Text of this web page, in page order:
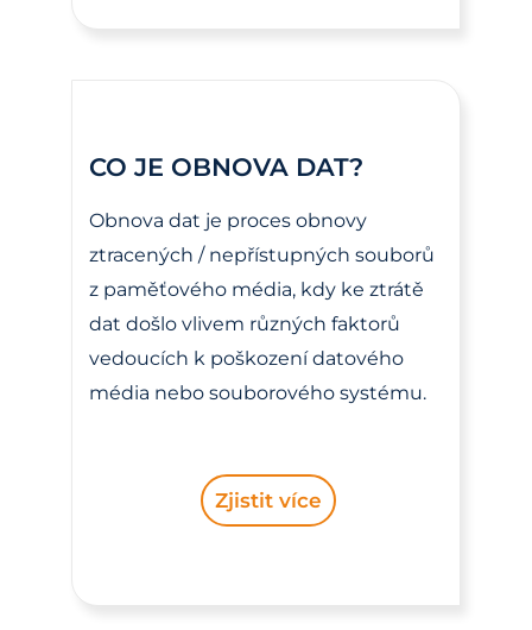
CO JE OBNOVA DAT?
Obnova dat je proces obnovy
ztracených / nepřístupných souborů
z paměťového média, kdy ke ztrátě
dat došlo vlivem různých faktorů
vedoucích k poškození datového
média nebo souborového systému.
Zjistit více